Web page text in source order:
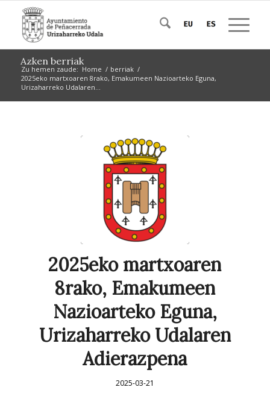
Azken berriak
Zu hemen zaude: Home / berriak /
2025eko martxoaren 8rako, Emakumeen Nazioarteko Eguna,
Urizaharreko Udalaren...
2025eko martxoaren
8rako, Emakumeen
Nazioarteko Eguna,
Urizaharreko Udalaren
Adierazpena
2025-03-21